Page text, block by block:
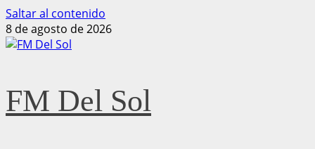
Saltar al contenido
8 de agosto de 2026
FM Del Sol